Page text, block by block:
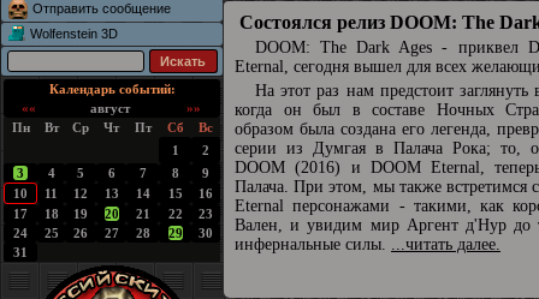
Отправить сообщение
Wolfenstein 3D
Календарь событий:
««
август
»»
Пн
Вт Ср Чт Пт Сб
Вс
1
2
3
4 5 6 7 8
9
10
11 12 13 14 15
16
17
18 19 20 21 22
23
24
25 26 27 28 29
30
31
Состоялся релиз DOOM: The
DOOM: The Dark Ages - приквел
Eternal, сегодня вышел для всех
На этот раз нам предстоит
когда он был в составе Ночных
образом была создана его легенда,
серии из Думгая в Палача Рока; то, о
DOOM (2016) и DOOM Eternal,
Палача. При этом, мы также встретимся
Eternal персонажами - такими, как
Вален, и увидим мир Аргент д'Нур до
инфернальные силы. ...читать далее.